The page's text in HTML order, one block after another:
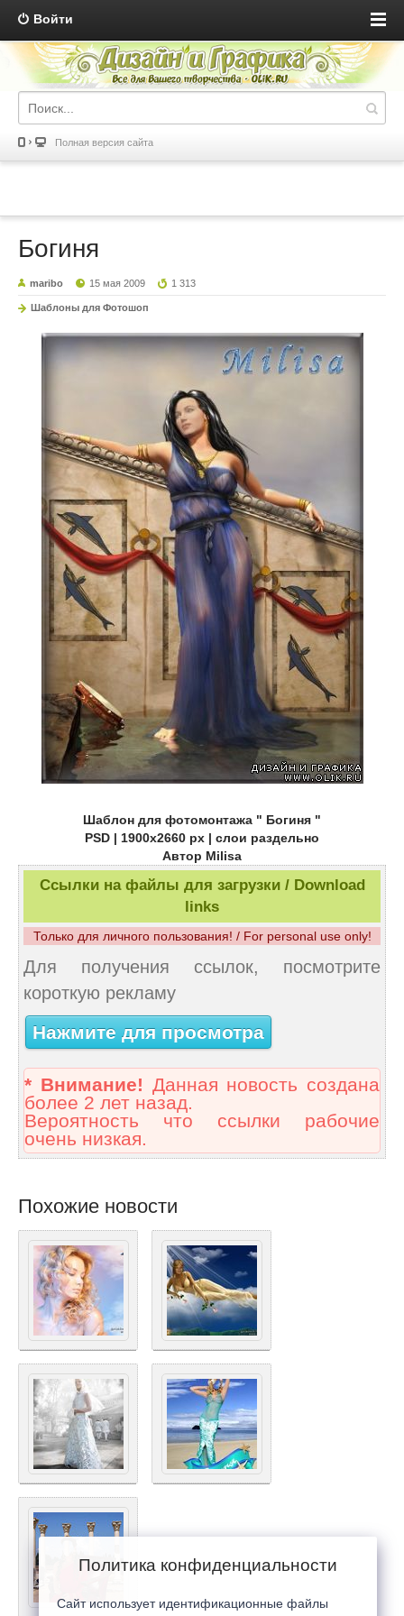
Войти
Полная версия сайта
Богиня
maribo 15 мая 2009 1 313
Шаблоны для Фотошоп
Шаблон для фотомонтажа " Богиня "
PSD | 1900х2660 рх | слои раздельно
Автор Milisa
Ссылки на файлы для загрузки / Download
links
Только для личного пользования! / For personal use only!
Для получения ссылок, посмотрите
короткую рекламу
Нажмите для просмотра
* Внимание! Данная новость создана
более 2 лет назад.
Вероятность что ссылки рабочие
очень низкая.
Похожие новости
Политика конфиденциальности
Сайт использует идентификационные файлы